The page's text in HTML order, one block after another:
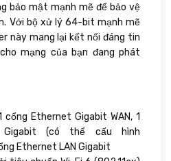
bảo mật mạnh mẽ để bảo vệ
Với bộ xử lý 64-bit mạnh mẽ
này mang lại kết nối đáng tin
mạng của bạn đang phát
cổng Ethernet Gigabit WAN, 1
Gigabit (có thể cấu hình
Ethernet LAN Gigabit